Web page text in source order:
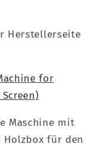
Herstellerseite
for
Maschine mit
Holzbox für den